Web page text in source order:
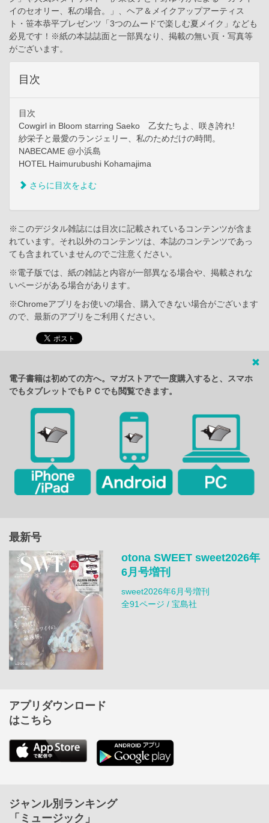
イのセオリー、私の場合。」、ヘア＆メイクアップアーティス
ト・笹本恭平プレゼンツ「3つのムードで楽しむ夏メイク」なども
必見です！※紙の本誌誌面と一部異なり、掲載の無い頁・写真等
がございます。
目次
目次
Cowgirl in Bloom starring Saeko 乙女たちよ、咲き誇れ!
紗栄子と最愛のランジェリー、私のためだけの時間。
NABECAME @小浜島
HOTEL Haimurubushi Kohamajima
さらに目次をよむ
※このデジタル雑誌には目次に記載されているコンテンツが含ま
れています。それ以外のコンテンツは、本誌のコンテンツであっ
ても含まれていませんのでご注意ください。
※電子版では、紙の雑誌と内容が一部異なる場合や、掲載されな
いページがある場合があります。
※Chromeアプリをお使いの場合、購入できない場合がございます
ので、最新のアプリをご利用ください。
電子書籍は初めての方へ。マガストアで一度購入すると、スマホ
でもタブレットでもＰＣでも閲覧できます。
最新号
otona SWEET sweet2026年
6月号増刊
sweet2026年6月号増刊
全91ページ / 宝島社
アプリダウンロード
はこちら
ジャンル別ランキング
「ミュージック」